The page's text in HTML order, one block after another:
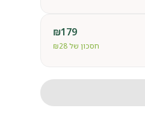
₪179
חסכון של ₪28